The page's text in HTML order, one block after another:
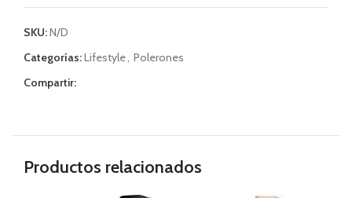
SKU:N/D
Categorías:Lifestyle, Polerones
Compartir:
Productos relacionados